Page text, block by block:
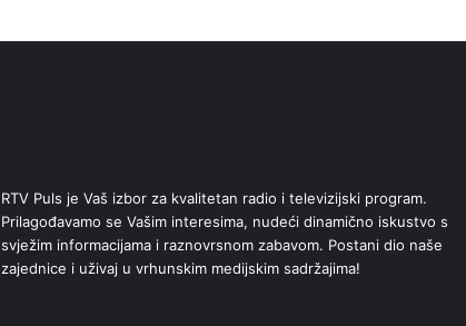
RTV Puls je Vaš izbor za kvalitetan radio i televizijski program.
Prilagođavamo se Vašim interesima, nudeći dinamično iskustvo s
svježim informacijama i raznovrsnom zabavom. Postani dio naše
zajednice i uživaj u vrhunskim medijskim sadržajima!